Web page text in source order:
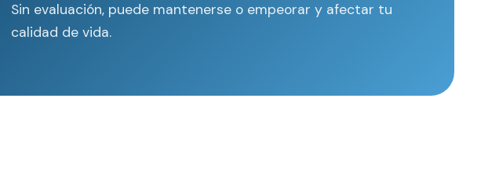
Sin evaluación, puede mantenerse o empeorar y afectar tu
calidad de vida.